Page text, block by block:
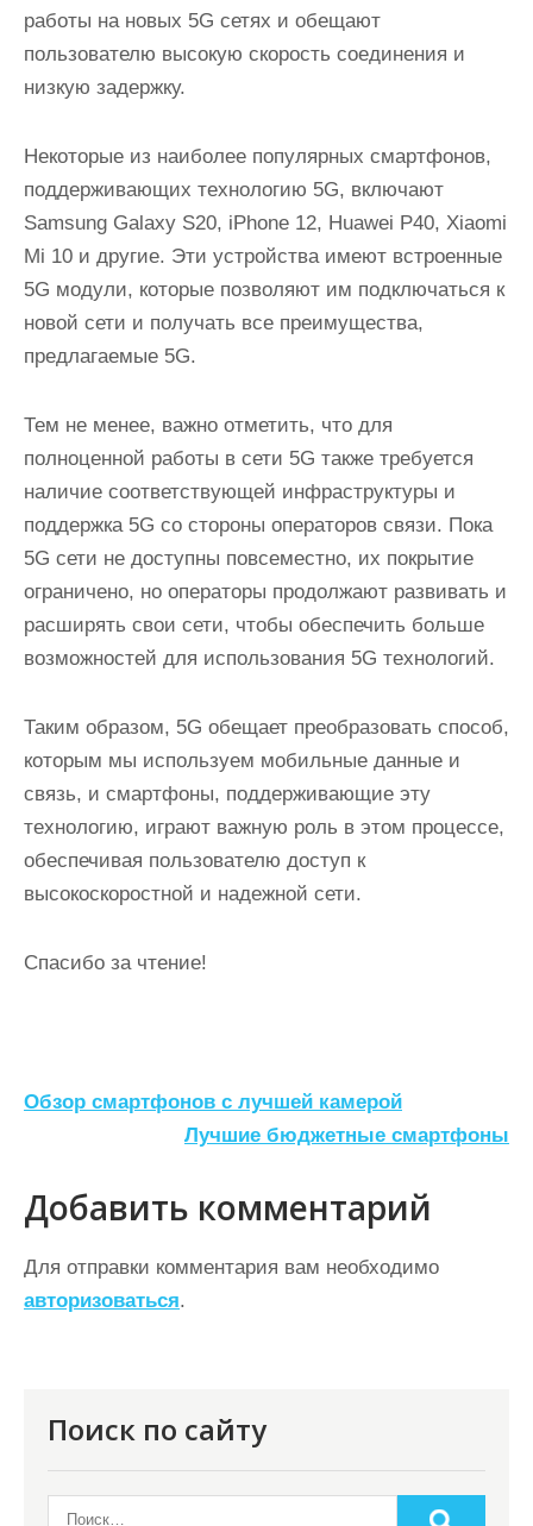
работы на новых 5G сетях и обещают
пользователю высокую скорость соединения и
низкую задержку.
Некоторые из наиболее популярных смартфонов,
поддерживающих технологию 5G, включают
Samsung Galaxy S20, iPhone 12, Huawei P40, Xiaomi
Mi 10 и другие. Эти устройства имеют встроенные
5G модули, которые позволяют им подключаться к
новой сети и получать все преимущества,
предлагаемые 5G.
Тем не менее, важно отметить, что для
полноценной работы в сети 5G также требуется
наличие соответствующей инфраструктуры и
поддержка 5G со стороны операторов связи. Пока
5G сети не доступны повсеместно, их покрытие
ограничено, но операторы продолжают развивать и
расширять свои сети, чтобы обеспечить больше
возможностей для использования 5G технологий.
Таким образом, 5G обещает преобразовать способ,
которым мы используем мобильные данные и
связь, и смартфоны, поддерживающие эту
технологию, играют важную роль в этом процессе,
обеспечивая пользователю доступ к
высокоскоростной и надежной сети.
Спасибо за чтение!
Н
в
и
г
а
Обзор смартфонов с лучшей камерой
Лучшие бюджетные смартфоны
Добавить комментарий
Для отправки комментария вам необходимо
авторизоваться.
Поиск по сайту